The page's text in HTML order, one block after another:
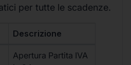
per tutte le scadenze.
Descrizione
Apertura Partita IVA